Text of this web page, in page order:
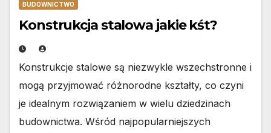
BUDOWNICTWO
Konstrukcja stalowa jakie kśt?
Konstrukcje stalowe są niezwykle wszechstronne i
mogą przyjmować różnorodne kształty, co czyni
je idealnym rozwiązaniem w wielu dziedzinach
budownictwa. Wśród najpopularniejszych